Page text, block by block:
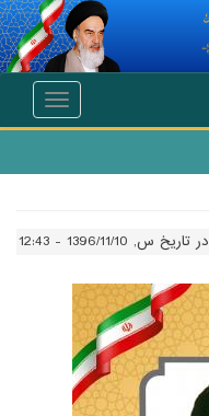
Toggle
در تاریخ س, 1396/11/10 - 12:43